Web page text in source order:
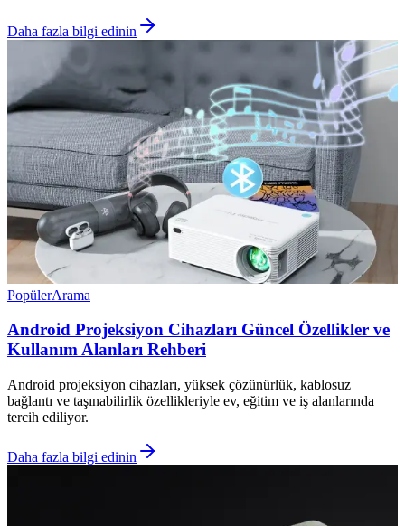
Daha fazla bilgi edinin
PopülerArama
Android Projeksiyon Cihazları Güncel Özellikler ve
Kullanım Alanları Rehberi
Android projeksiyon cihazları, yüksek çözünürlük, kablosuz
bağlantı ve taşınabilirlik özellikleriyle ev, eğitim ve iş alanlarında
tercih ediliyor.
Daha fazla bilgi edinin